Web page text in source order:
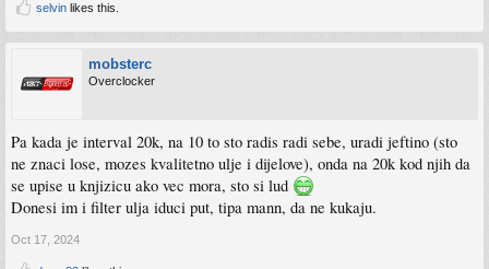
selvin likes this.
mobsterc
Overclocker
Pa kada je interval 20k, na 10 to sto radis radi sebe, uradi jeftino (sto
ne znaci lose, mozes kvalitetno ulje i dijelove), onda na 20k kod njih da
se upise u knjizicu ako vec mora, sto si lud
Donesi im i filter ulja iduci put, tipa mann, da ne kukaju.
Oct 17, 2024